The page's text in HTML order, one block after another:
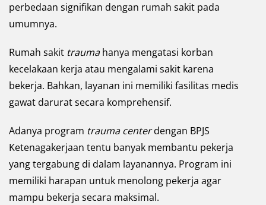
perbedaan signifikan dengan rumah sakit pada
umumnya.
Rumah sakit traumahanya mengatasi korban
kecelakaan kerja atau mengalami sakit karena
bekerja. Bahkan, layanan ini memiliki fasilitas medis
gawat darurat secara komprehensif.
Adanya program trauma centerdengan BPJS
Ketenagakerjaan tentu banyak membantu pekerja
yang tergabung di dalam layanannya. Program ini
memiliki harapan untuk menolong pekerja agar
mampu bekerja secara maksimal.